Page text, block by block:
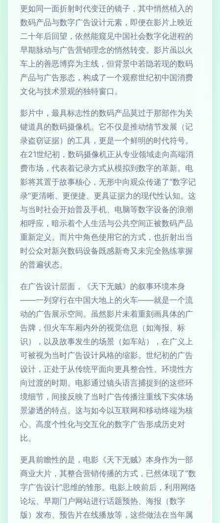
更如同一面折射时代变迁的镜子，其中悄然植入的
数码产品与数字广告设计元素，即便在影片上映近
二十年后回望，依然能窥见中国社会数字化进程的
早期脉动与广告营销理念的悄然转变。影片虽以火
车上的善恶博弈为主线，但背景中若隐若现的数码
产品与广告形态，构成了一个观察世纪初中国消费
文化与技术景观的独特窗口。
影片中，最具标志性的数码产品莫过于那部作为关
键道具的数码摄像机。它不仅是推动情节发展（记
录盗窃证据）的工具，更是一个鲜明的时代符号。
在21世纪初，数码摄像机正从专业领域走向高端消
费市场，代表着记录方式从模拟到数字的革新。电
影将其置于故事核心，无形中向观众传递了“数字记
录”更清晰、更便捷、更具证据力的现代性认知。这
与当时社会开始普及手机、电脑等数字设备的浪潮
相呼应，暗示着个人生活与公共空间正被数码产品
重新定义。而片中角色使用它的方式，也折射出当
时公众对新兴数码设备既感新奇又未完全熟练掌握
的普遍状态。
在广告设计层面，《天下无贼》的叙事环境本身
——一列穿行在中国大地上的火车——就是一个流
动的广告展示空间。虽然影片未着重刻画具体的广
告牌，但火车车厢内外的视觉信息（如海报、标
识），以及故事发生的场景（如车站），在广义上
可被视为当时广告设计风格的缩影。世纪初的广告
设计，正处于从传统平面向更具整合性、环境性方
向过渡的时期。电影通过镜头语言捕捉到的这些环
境细节，间接反映了当时广告传播注重线下实体场
景渗透的特点。这与如今以互联网和移动终端为核
心、高度个性化与交互化的数字广告形成历史对
比。
更具前瞻性的是，电影《天下无贼》本身作为一部
商业大片，其整合营销传播的方式，已然体现了“数
字广告设计”思维的雏形。电影上映前后，利用网络
论坛、早期门户网站进行话题预热、海报（数字
版）发布、预告片在线播放等，这些做法在当年属